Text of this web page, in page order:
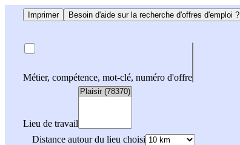
Imprimer Besoin d'aide sur la recherche d'offres d'emploi ?
Métier, compétence, mot-clé, numéro d'offre
Lieu de travail
Distance autour du lieu choisi